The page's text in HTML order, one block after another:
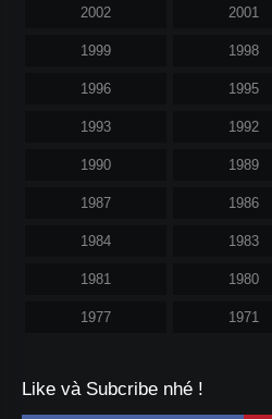
2002 2001
1999 1998
1996 1995
1993 1992
1990 1989
1987 1986
1984 1983
1981 1980
1977 1971
Like và Subcribe nhé !